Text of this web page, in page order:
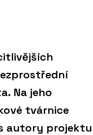
Na jeho
tvárnice
autory projektu